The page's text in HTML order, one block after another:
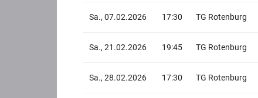
Sa., 07.02.2026 17:30 TG Rotenburg
Sa., 21.02.2026 19:45 TG Rotenburg
Sa., 28.02.2026 17:30 TG Rotenburg